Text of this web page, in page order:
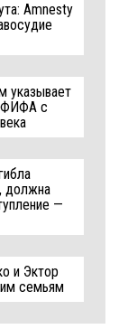
Amnesty
указывает
ФИФА с
должна
—
и Эктор
семьям